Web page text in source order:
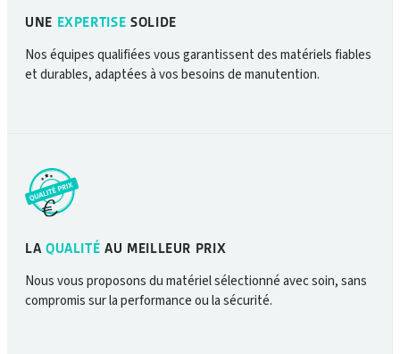
UNE EXPERTISE SOLIDE
Nos équipes qualifiées vous garantissent des matériels fiables
et durables, adaptées à vos besoins de manutention.
LA QUALITÉ AU MEILLEUR PRIX
Nous vous proposons du matériel sélectionné avec soin, sans
compromis sur la performance ou la sécurité.